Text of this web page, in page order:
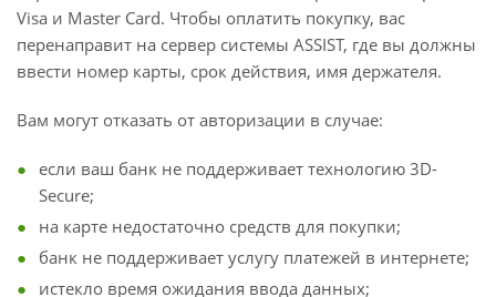
Visa и Master Card. Чтобы оплатить покупку, вас
перенаправит на сервер системы ASSIST, где вы должны
ввести номер карты, срок действия, имя держателя.
Вам могут отказать от авторизации в случае:
если ваш банк не поддерживает технологию 3D-
Secure;
на карте недостаточно средств для покупки;
банк не поддерживает услугу платежей в интернете;
истекло время ожидания ввода данных;